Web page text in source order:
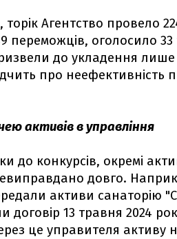
торік Агентство провело
переможців, оголосило 33
до укладення лише
про неефективність
активів в управління
до конкурсів, окремі
довго.
активи санаторію
договір 13 травня 2024
це управителя активу